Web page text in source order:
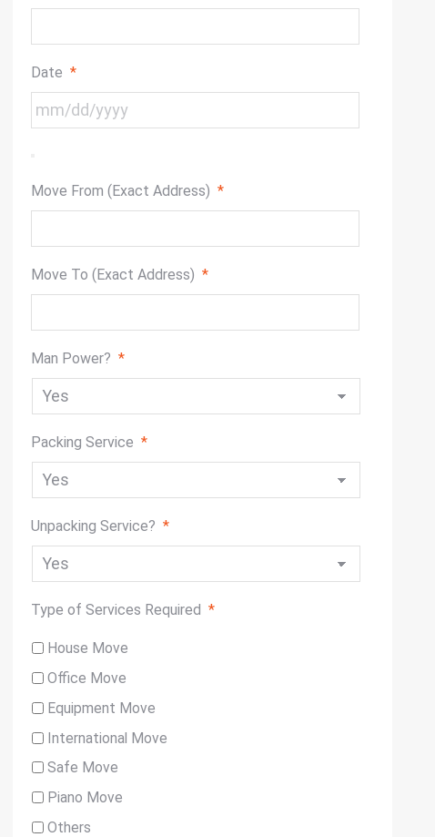
Date *
Move From (Exact Address) *
Move To (Exact Address) *
Man Power? *
Packing Service *
Unpacking Service? *
Type of Services Required *
House Move
Office Move
Equipment Move
International Move
Safe Move
Piano Move
Others